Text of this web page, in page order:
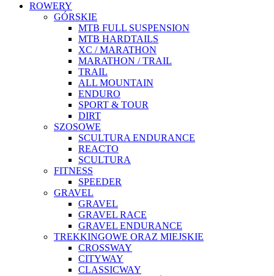
ROWERY
GÓRSKIE
MTB FULL SUSPENSION
MTB HARDTAILS
XC / MARATHON
MARATHON / TRAIL
TRAIL
ALL MOUNTAIN
ENDURO
SPORT & TOUR
DIRT
SZOSOWE
SCULTURA ENDURANCE
REACTO
SCULTURA
FITNESS
SPEEDER
GRAVEL
GRAVEL
GRAVEL RACE
GRAVEL ENDURANCE
TREKKINGOWE ORAZ MIEJSKIE
CROSSWAY
CITYWAY
CLASSICWAY